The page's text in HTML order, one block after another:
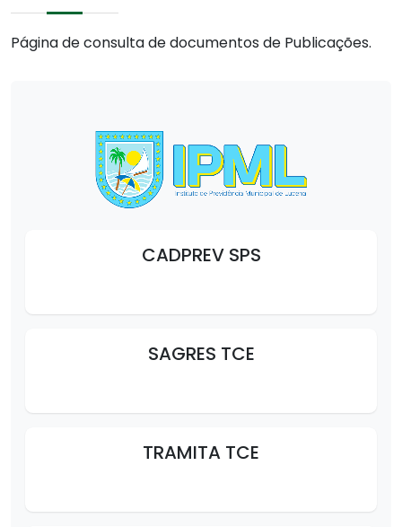
Página de consulta de documentos de Publicações.
CADPREV SPS
SAGRES TCE
TRAMITA TCE